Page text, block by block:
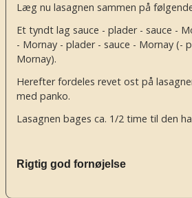
Læg nu lasagnen sammen på
Et tyndt lag sauce - plader - sauce -
- Mornay - plader - sauce - Mornay (-
Mornay).
Herefter fordeles revet ost på
med panko.
Lasagnen bages ca. 1/2 time til den
Rigtig god fornøjelse